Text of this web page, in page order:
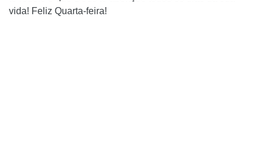
vida! Feliz Quarta-feira!